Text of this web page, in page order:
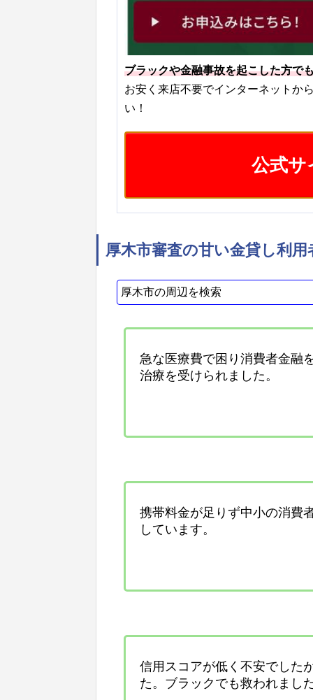
ブラックや金融事故を起こした方で
お安く来店不要でインターネットか
い！
公式サ
厚木市審査の甘い金貸し利
急な医療費で困り消費者金融
治療を受けられました。
携帯料金が足りず中小の消費
しています。
信用スコアが低く不安でした
た。ブラックでも救われまし